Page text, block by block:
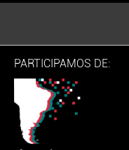
PARTICIPAMOS DE: